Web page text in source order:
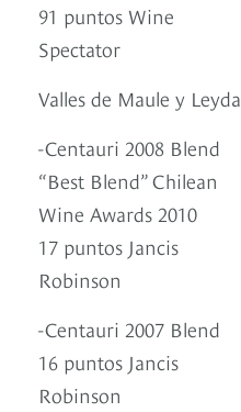
91 puntos Wine
Spectator
Valles de Maule y Leyda
-Centauri 2008 Blend
“Best Blend” Chilean
Wine Awards 2010
17 puntos Jancis
Robinson
-Centauri 2007 Blend
16 puntos Jancis
Robinson